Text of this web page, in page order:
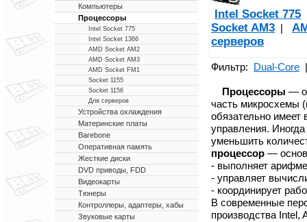
Компьютеры
Процессоры
Intel Socket 775
Intel Socket 1366
AMD Socket AM2
AMD Socket AM3
AMD Socket FM1
Socket 1155
Socket 1156
Для серверов
Устройства охлаждения
Материнские платы
Barebone
Оперативная память
Жесткие диски
DVD приводы, FDD
Видеокарты
Тюнеры
Контроллеры, адаптеры, хабы
Звуковые карты
Intel Socket 775
Socket AM3 |
серверов
Фильтр: Dual-Core
Процессоры —
часть микросхемы
обязательно
управления.
уменьшить
процессор —
- выполняет
- управляет
- координирует
В современные
производства Intel,